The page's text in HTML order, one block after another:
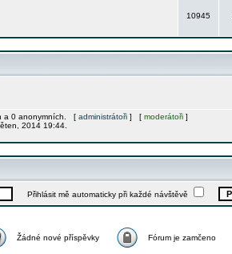
10945
a 0 anonymních. [ administrátoři ] [ moderátoři ]
2014 19:44.
Přihlásit mě automaticky při každé návštěvě
Žádné nové příspěvky Fórum je zamčeno